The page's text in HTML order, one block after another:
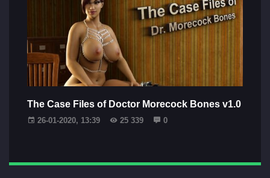
The Case Files of Doctor Morecock Bones v1.0
26-01-2020, 13:39 25 339 0